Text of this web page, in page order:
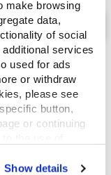
make browsing
data,
of social
services
used for ads
or withdraw
please see
button,
or continuing
Show details